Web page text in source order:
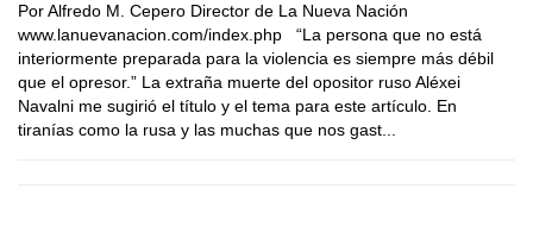
Por Alfredo M. Cepero Director de La Nueva Nación
www.lanuevanacion.com/index.php “La persona que no está
interiormente preparada para la violencia es siempre más débil
que el opresor.” La extraña muerte del opositor ruso Aléxei
Navalni me sugirió el título y el tema para este artículo. En
tiranías como la rusa y las muchas que nos gast...